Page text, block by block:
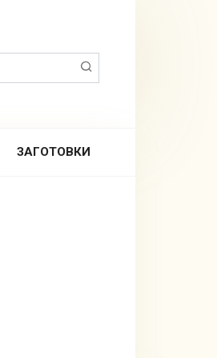
ЗАГОТОВКИ